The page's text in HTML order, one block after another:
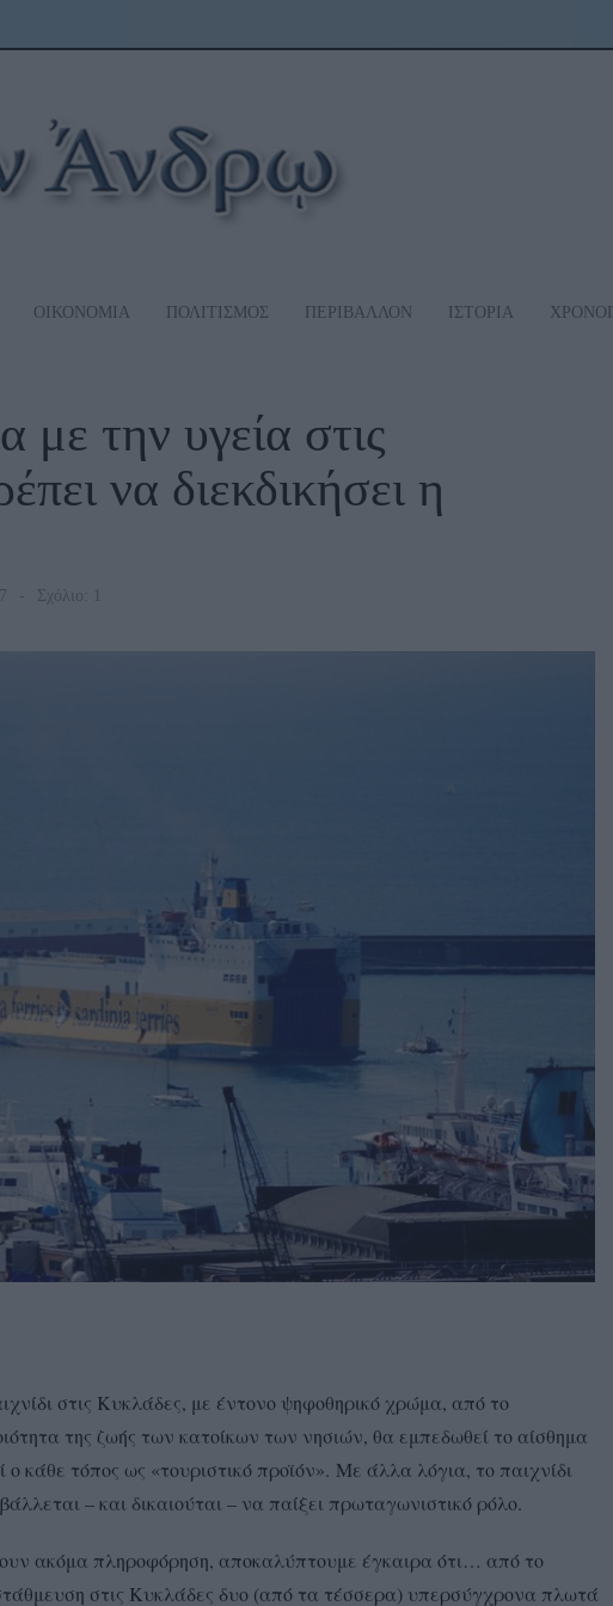
ΟΙΚΟΝΟΜΙΑ ΠΟΛΙΤΙΣΜΟΣ ΠΕΡΙΒΑΛΛΟΝ ΙΣΤΟΡΙΑ
με την υγεία στις
να διεκδικήσει η
Σχόλιο: 1
στις Κυκλάδες, με έντονο ψηφοθηρικό χρώμα, από το
της ζωής των κατοίκων των νησιών, θα εμπεδωθεί το αίσθημα
κάθε τόπος ως «τουριστικό προϊόν». Με άλλα λόγια, το παιχνίδι
– και δικαιούται – να παίξει πρωταγωνιστικό ρόλο.
ακόμα πληροφόρηση, αποκαλύπτουμε έγκαιρα ότι… από το
στις Κυκλάδες δυο (από τα τέσσερα) υπερσύγχρονα πλωτά